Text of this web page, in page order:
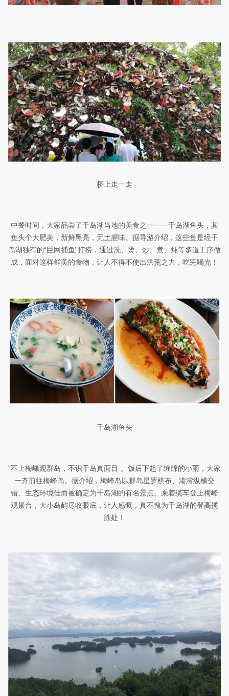
桥上走一走
中餐时间，大家品尝了千岛湖当地的美食之一——千岛湖鱼头，其
鱼头个大肥美，新鲜黑亮，无土腥味。据导游介绍，这些鱼是经千
岛湖独有的“巨网捕鱼”打捞，通过洗、烫、炒、煮、炖等多道工序做
成，面对这样鲜美的食物，让人不得不使出洪荒之力，吃完喝光！
千岛湖鱼头
“不上梅峰观群岛，不识千岛真面目”。饭后下起了缠绵的小雨，大家
一齐前往梅峰岛。据介绍，梅峰岛以群岛星罗棋布、港湾纵横交
错、生态环境佳而被确定为千岛湖的有名景点。乘着缆车登上梅峰
观景台，大小岛屿尽收眼底，让人感慨，真不愧为千岛湖的登高揽
胜处！